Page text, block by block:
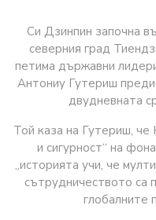
Си Дзинпин започна
северния град
петима държавни
Антониу Гутериш
двудневната
Той каза на Гутериш, че
и сигурност“ на
„историята учи, че
сътрудничеството са
глобалните